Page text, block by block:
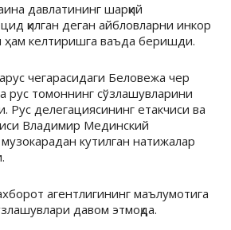
давлатининг шарқий
қилган деган айбловларни инкор
ҳам келтиришга ваъда беришди.
чегарасидаги Беловежа чер
рус томоннинг сўзлашувларини
Рус делегациясининг етакчиси ва
Владимир Мединский
кутилган натижалар
агентлигининг маълумотига
давом этмоқда.